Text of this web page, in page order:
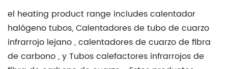
el heating product range includescalentador
halógenotubos,Calentadores de tubo de cuarzo
infrarrojo lejano,calentadores de cuarzo de fibra
de carbono, yTubos calefactores infrarrojos de